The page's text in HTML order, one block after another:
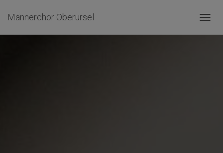
Männerchor Oberursel